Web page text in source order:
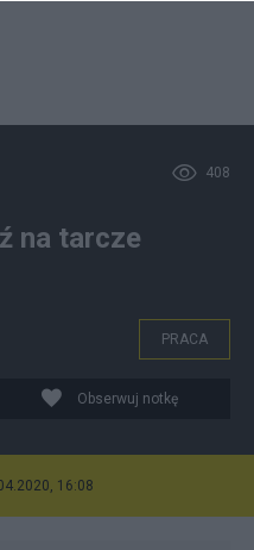
408
na tarcze
PRACA
Obserwuj notkę
16:08